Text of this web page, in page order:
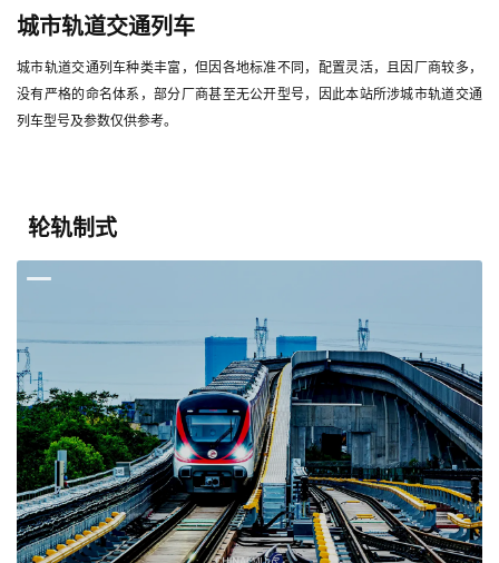
城市轨道交通列车
城市轨道交通列车种类丰富，但因各地标准不同，配置灵活，且因厂商较多，
没有严格的命名体系，部分厂商甚至无公开型号，因此本站所涉城市轨道交通
列车型号及参数仅供参考。
轮轨制式